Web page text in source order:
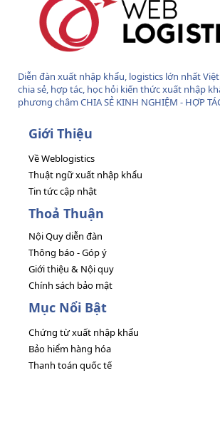
Diễn đàn xuất nhập khẩu, logistics lớn nhất
chia sẻ, hợp tác, học hỏi kiến thức xuất nhập
phương châm CHIA SẺ KINH NGHIỆM - HỢP
Giới Thiệu
Về Weblogistics
Thuật ngữ xuất nhập khẩu
Tin tức cập nhật
Thoả Thuận
Nội Quy diễn đàn
Thông báo - Góp ý
Giới thiệu & Nội quy
Chính sách bảo mật
Mục Nổi Bật
Chứng từ xuất nhập khẩu
Bảo hiểm hàng hóa
Thanh toán quốc tế